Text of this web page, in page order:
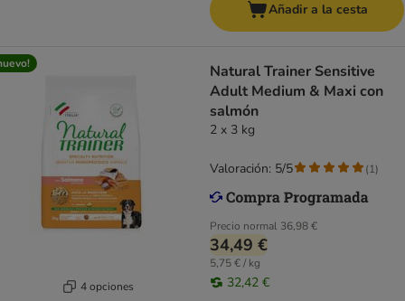
Añadir a la cesta
4 opciones
Natural Trainer Sensitive
Adult Medium & Maxi con
salmón
2 x 3 kg
Precio normal 36,98 €
34,49 €
5,75 € / kg
32,42 €
Valoración: 5/5 (1)